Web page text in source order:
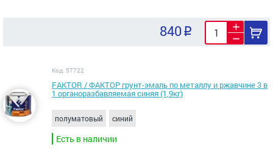
840
Код: 57722
FAKTOR / ФАКТОР грунт-эмаль по металлу и ржавчине 3 в
1 органоразбавляемая синяя (1,9кг)
полуматовый синий
Есть в наличии